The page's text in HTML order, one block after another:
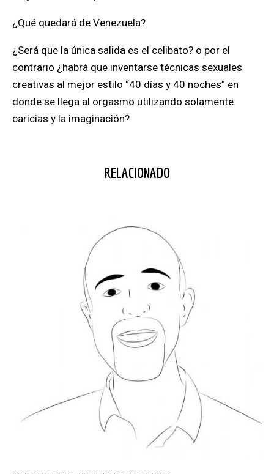
¿Qué quedará de Venezuela?
¿Será que la única salida es el celibato? o por el
contrario ¿habrá que inventarse técnicas sexuales
creativas al mejor estilo “40 días y 40 noches” en
donde se llega al orgasmo utilizando solamente
caricias y la imaginación?
RELACIONADO